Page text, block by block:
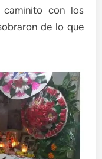
con los
de lo que